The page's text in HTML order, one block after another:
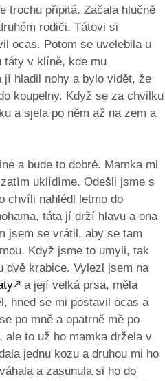
trochu připitá. Začala hlučně
rodiči. Tátovi si
ocas. Potom se uvelebila u
táty v klíně, kde mu
jí hladil nohy a bylo vidět, že
koupelny. Když se za chvilku
a sjela po něm až na zem a
a bude to dobré. Mamka mi
uklídíme. Odešli jsme s
chvíli nahlédl letmo do
táta jí drží hlavu a ona
jsem se vrátil, aby se tam
Když jsme to umyli, tak
dvě krabice. Vylezl jsem na
🡕 a její velká prsa, měla
hned se mi postavil ocas a
po mně a opatrně mě po
ale to už ho mamka držela v
jednu kozu a druhou mi ho
a zasunula si ho do